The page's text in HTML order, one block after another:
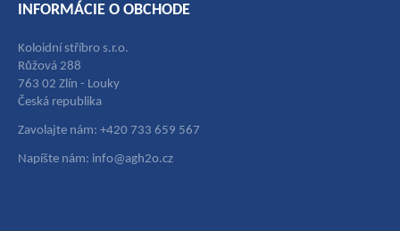
INFORMÁCIE O OBCHODE
Koloidní stříbro s.r.o.
Růžová 288
763 02 Zlín - Louky
Česká republika
Zavolajte nám: +420 733 659 567
Napíšte nám: info@agh2o.cz